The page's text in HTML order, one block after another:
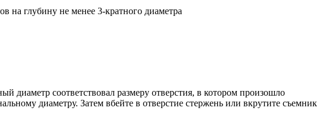
на глубину не менее 3-кратного диаметра
диаметр соответствовал размеру отверстия, в котором произошло
диаметру. Затем вбейте в отверстие стержень или вкрутите съемник